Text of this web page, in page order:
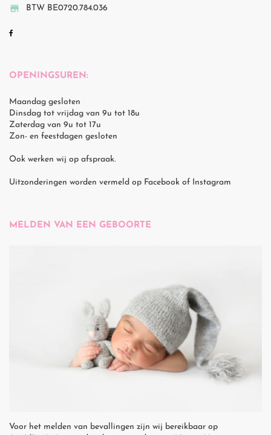
 BTW BE0720.784.036
OPENINGSUREN:
Maandag gesloten
Dinsdag tot vrijdag van 9u tot 18u
Zaterdag van 9u tot 17u
Zon- en feestdagen gesloten
Ook werken wij op afspraak.
Uitzonderingen worden vermeld op Facebook of Instagram
MELDEN VAN EEN GEBOORTE
Voor het melden van bevallingen zijn wij bereikbaar op